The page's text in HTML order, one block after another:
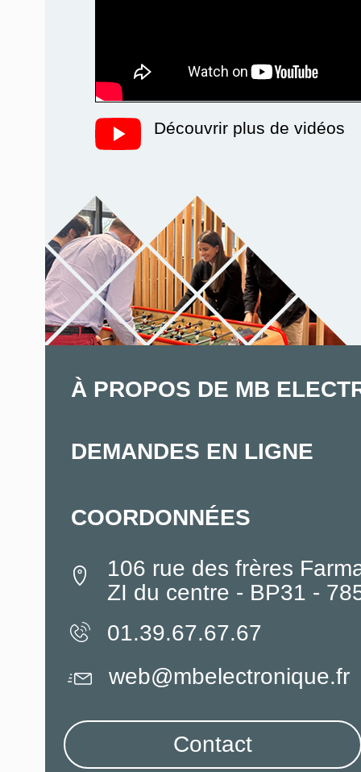
Découvrir plus de vidéos
À PROPOS DE MB
DEMANDES EN LIGNE
COORDONNÉES
106 rue des frères
ZI du centre - BP31 -
01.39.67.67.67
web@mbelectronique.fr
Contact